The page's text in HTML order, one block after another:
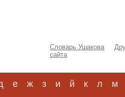
Словарь Ушакова
сайта
е ж з и й к л м